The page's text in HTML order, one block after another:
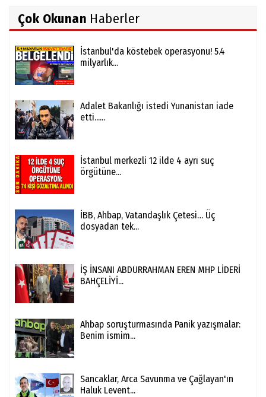
Çok Okunan Haberler
İstanbul'da köstebek operasyonu! 5.4
milyarlık...
Adalet Bakanlığı istedi Yunanistan iade
etti......
İstanbul merkezli 12 ilde 4 ayrı suç
örgütüne...
İBB, Ahbap, Vatandaşlık Çetesi… Üç
dosyadan tek...
İŞ İNSANI ABDURRAHMAN EREN MHP LİDERİ
BAHÇELİYİ...
Ahbap soruşturmasında Panik yazışmalar:
Benim ismim...
Sancaklar, Arca Savunma ve Çağlayan'ın
Haluk Levent...